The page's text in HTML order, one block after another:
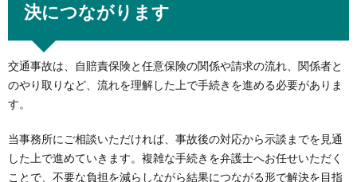
決につながります
交通事故は、自賠責保険と任意保険の関係や請求の流れ、関係者と
のやり取りなど、流れを理解した上で手続きを進める必要がありま
す。
当事務所にご相談いただければ、事故後の対応から示談までを見通
した上で進めていきます。複雑な手続きを弁護士へお任せいただく
ことで、不要な負担を減らしながら結果につながる形で解決を目指